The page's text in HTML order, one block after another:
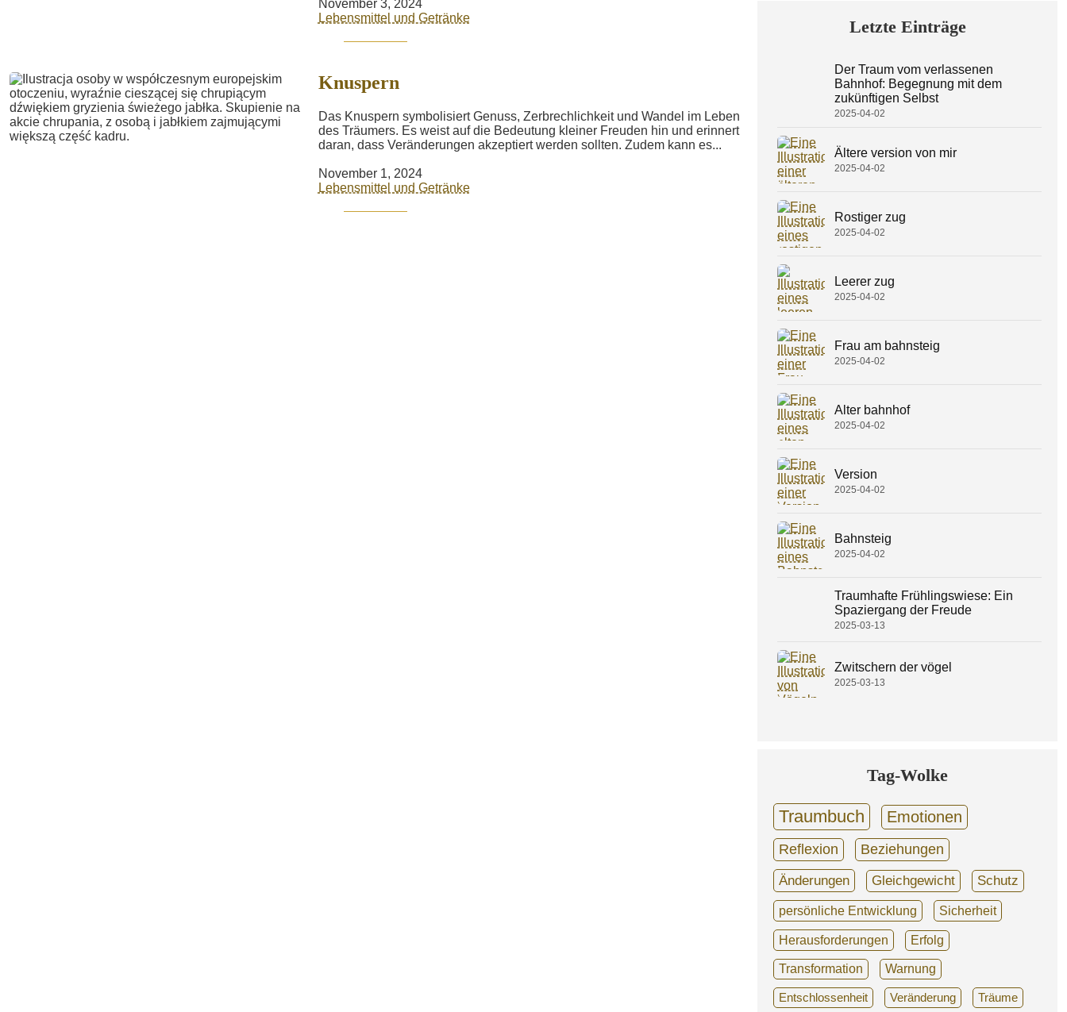
November 3, 2024
Lebensmittel und Getränke
Knuspern
Das Knuspern symbolisiert Genuss, Zerbrechlichkeit und Wandel im Leben
des Träumers. Es weist auf die Bedeutung kleiner Freuden hin und erinnert
daran, dass Veränderungen akzeptiert werden sollten. Zudem kann es...
November 1, 2024
Lebensmittel und Getränke
Letzte Einträge
Der Traum vom verlassenen
Bahnhof: Begegnung mit dem
zukünftigen Selbst
2025-04-02
Ältere version von mir
2025-04-02
Rostiger zug
2025-04-02
Leerer zug
2025-04-02
Frau am bahnsteig
2025-04-02
Alter bahnhof
2025-04-02
Version
2025-04-02
Bahnsteig
2025-04-02
Traumhafte Frühlingswiese: Ein
Spaziergang der Freude
2025-03-13
Zwitschern der vögel
2025-03-13
Tag-Wolke
Traumbuch Emotionen
Reflexion
Beziehungen
Änderungen
Gleichgewicht Schutz
persönliche Entwicklung Sicherheit
Herausforderungen Erfolg
Transformation Warnung
Entschlossenheit Veränderung Träume